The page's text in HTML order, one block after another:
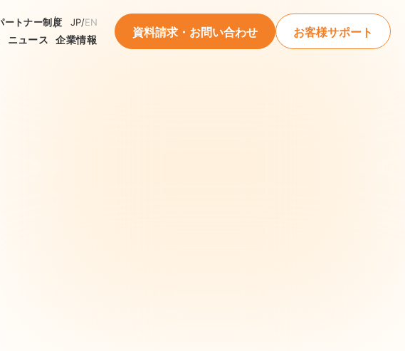
ニュース 企業情報
ートナー制度 JP/EN
資料請求・お問い合わせ お客様サポート